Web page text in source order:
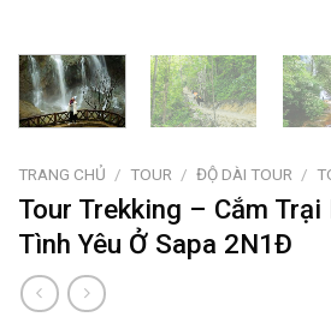
TRANG CHỦ / TOUR / ĐỘ DÀI TOUR /
Tour Trekking – Cắm Trại
Tình Yêu Ở Sapa 2N1Đ